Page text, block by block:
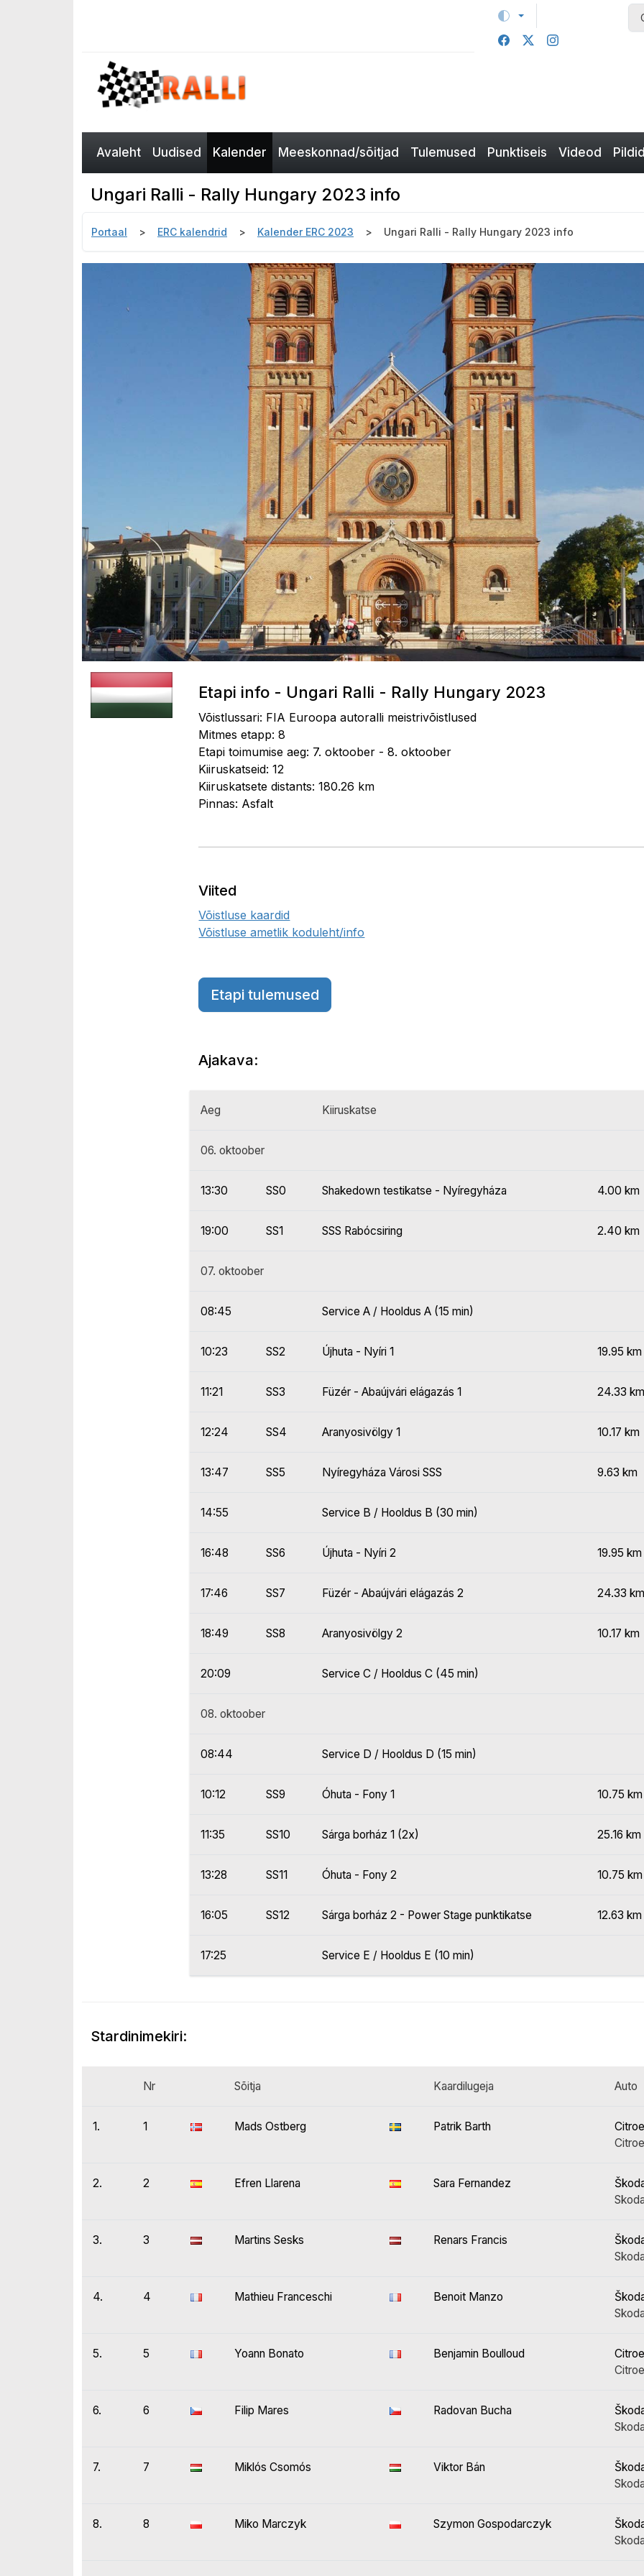
Avaleht Uudised Kalender Meeskonnad/sõitjad Tulemused Punktiseis Videod
Ungari Ralli - Rally Hungary 2023 info
Portaal ERC kalendrid Kalender ERC 2023 Ungari Ralli - Rally Hungary 2023 info
Etapi info - Ungari Ralli - Rally Hungary 2023
Võistlussari: FIA Euroopa autoralli meistrivõistlused
Mitmes etapp: 8
Etapi toimumise aeg: 7. oktoober - 8. oktoober
Kiiruskatseid: 12
Kiiruskatsete distants: 180.26 km
Pinnas: Asfalt
Viited
Võistluse kaardid
Võistluse ametlik koduleht/info
Etapi tulemused
Ajakava:
Aeg Kiiruskatse
06. oktoober
13:30 SS0 Shakedown testikatse - Nyíregyháza 4.00 km
19:00 SS1 SSS Rabócsiring 2.40 km
07. oktoober
08:45 Service A / Hooldus A (15 min)
10:23 SS2 Újhuta - Nyíri 1 19.95 km
11:21 SS3 Füzér - Abaújvári elágazás 1 24.33
12:24 SS4 Aranyosivölgy 1 10.17 km
13:47 SS5 Nyíregyháza Városi SSS 9.63 km
14:55 Service B / Hooldus B (30 min)
16:48 SS6 Újhuta - Nyíri 2 19.95 km
17:46 SS7 Füzér - Abaújvári elágazás 2 24.33
18:49 SS8 Aranyosivölgy 2 10.17 km
20:09 Service C / Hooldus C (45 min)
08. oktoober
08:44 Service D / Hooldus D (15 min)
10:12 SS9 Óhuta - Fony 1 10.75 km
11:35 SS10 Sárga borház 1 (2x) 25.16 km
13:28 SS11 Óhuta - Fony 2 10.75 km
16:05 SS12 Sárga borház 2 - Power Stage punktikatse 12.63 km
17:25 Service E / Hooldus E (10 min)
Stardinimekiri:
Nr Sõitja Kaardilugeja Auto
1. 1 Mads Ostberg Patrik Barth
2. 2 Efren Llarena Sara Fernandez
3. 3 Martins Sesks Renars Francis
4. 4 Mathieu Franceschi Benoit Manzo
5. 5 Yoann Bonato Benjamin Boulloud
6. 6 Filip Mares Radovan Bucha
7. 7 Miklós Csomós Viktor Bán
8. 8 Miko Marczyk Szymon Gospodarczyk